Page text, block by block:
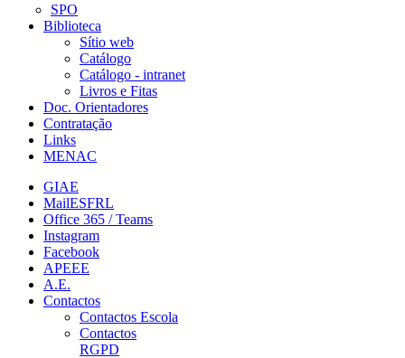
SPO
Biblioteca
Sítio web
Catálogo
Catálogo - intranet
Livros e Fitas
Doc. Orientadores
Contratação
Links
MENAC
GIAE
MailESFRL
Office 365 / Teams
Instagram
Facebook
APEEE
A.E.
Contactos
Contactos Escola
Contactos
RGPD